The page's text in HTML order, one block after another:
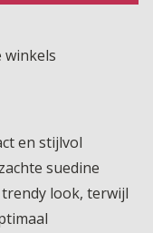
winkels
en stijlvol
suedine
look, terwijl